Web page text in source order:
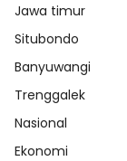
Jawa timur
Situbondo
Banyuwangi
Trenggalek
Nasional
Ekonomi